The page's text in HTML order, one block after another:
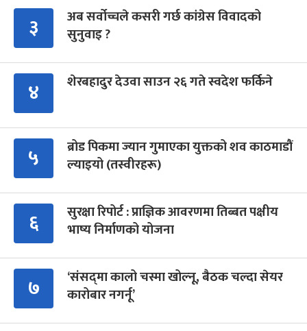
३
अब सर्वोच्चले कसरी गर्छ कांग्रेस विवादको
सुनुवाइ ?
४ शेरबहादुर देउवा साउन २६ गते स्वदेश फर्किने
५
ब्रोड पिकमा ज्यान गुमाएका युक्तको शव काठमाडौं
ल्याइयो (तस्वीरहरू)
६
सुरक्षा रिपोर्ट : प्राज्ञिक आवरणमा तिब्बत पक्षीय
भाष्य निर्माणको योजना
७
‘संसद्‍मा कालो चस्मा खोल्नू, बैठक चल्दा सेयर
कारोबार नगर्नू’